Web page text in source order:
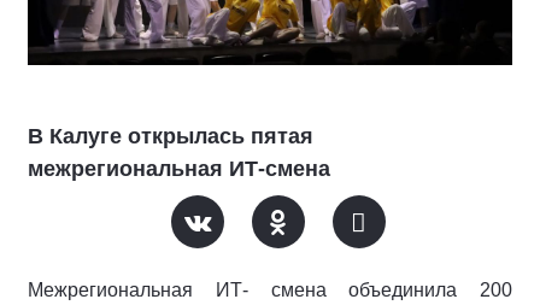
В Калуге открылась пятая
межрегиональная ИТ-смена
Межрегиональная ИТ- смена объединила 200